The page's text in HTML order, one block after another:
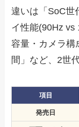
違いは「SoC世
イ性能(90Hz vs
容量・カメラ構
間」など、2世
項目
発売日